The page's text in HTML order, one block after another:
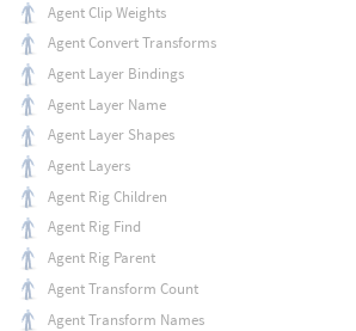
Agent Clip Weights
Agent Convert Transforms
Agent Layer Bindings
Agent Layer Name
Agent Layer Shapes
Agent Layers
Agent Rig Children
Agent Rig Find
Agent Rig Parent
Agent Transform Count
Agent Transform Names